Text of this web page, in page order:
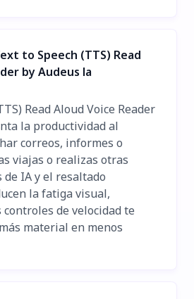
to Speech (TTS) Read
by Audeus la
Read Aloud Voice Reader
la productividad al
correos, informes o
viajas o realizas otras
de IA y el resaltado
la fatiga visual,
de velocidad te
material en menos